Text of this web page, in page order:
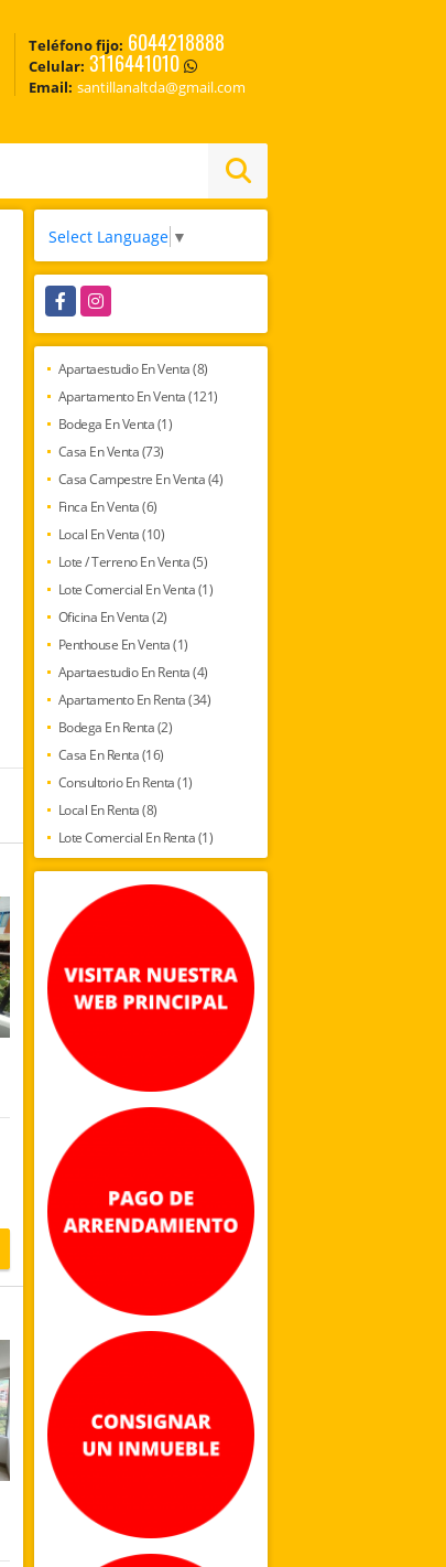
Teléfono fijo: 6044218888
Celular: 3116441010
Email: santillanaltda@gmail.com
Select Language ▼
FacebookInstagram
Apartaestudio En Venta (8)
Apartamento En Venta (121)
Bodega En Venta (1)
Casa En Venta (73)
Casa Campestre En Venta (4)
Finca En Venta (6)
Local En Venta (10)
Lote / Terreno En Venta (5)
Lote Comercial En Venta (1)
Oficina En Venta (2)
Penthouse En Venta (1)
Apartaestudio En Renta (4)
Apartamento En Renta (34)
Bodega En Renta (2)
Casa En Renta (16)
Consultorio En Renta (1)
Local En Renta (8)
Lote Comercial En Renta (1)